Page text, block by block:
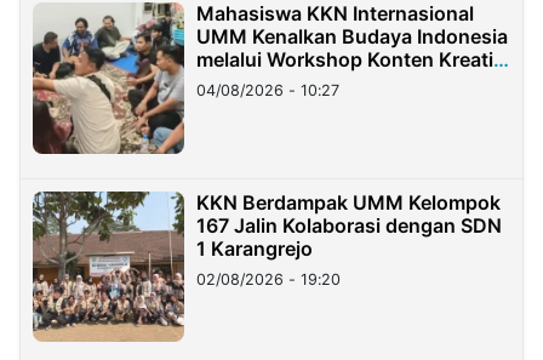
Mahasiswa KKN Internasional
UMM Kenalkan Budaya Indonesia
melalui Workshop Konten Kreatif
di Taiwan
04/08/2026 - 10:27
KKN Berdampak UMM Kelompok
167 Jalin Kolaborasi dengan SDN
1 Karangrejo
02/08/2026 - 19:20